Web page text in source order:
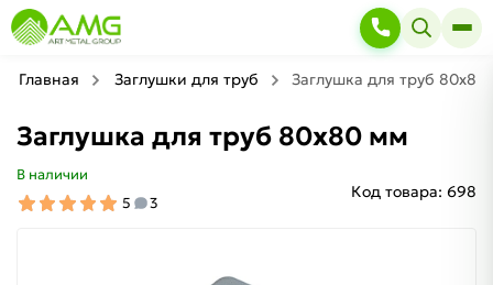
Главная Заглушки для труб Заглушка для труб
Заглушка для труб 80х80 мм
В наличии
5
3
Код товара: 698